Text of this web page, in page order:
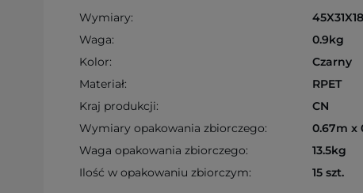
Wymiary:
Waga:
0.9kg
Kolor:
Czarny
Materiał:
RPET
Kraj produkcji:
CN
Wymiary opakowania zbiorczego:
0.67m x
Waga opakowania zbiorczego:
13.5kg
Ilość w opakowaniu zbiorczym:
15 szt.